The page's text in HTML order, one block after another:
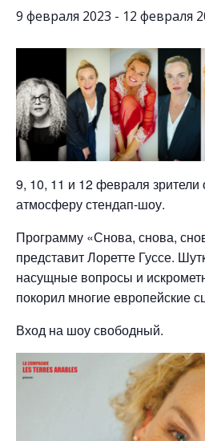
9 февраля 2023 - 12 февраля
9, 10, 11 и 12 февраля зрители
атмосферу стендап-шоу.
Программу «Снова, снова,
представит Лоретте Гуссе.
насущные вопросы и
покорил многие европейские
Вход на шоу свободный.